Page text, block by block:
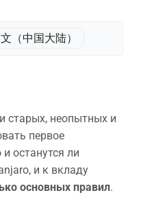
Permanent link
Page information
（中国大陆）‎
старых, неопытных и
первое
останутся ли
и к вкладу
основных правил.